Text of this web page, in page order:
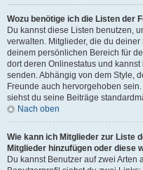
Wozu benötige ich die Listen der
Du kannst diese Listen benutzen,
verwalten. Mitglieder, die du
deinem persönlichen Bereich für
dort deren Onlinestatus und
senden. Abhängig von dem Style,
Freunde auch hervorgehoben
siehst du seine Beiträge
Nach oben
Wie kann ich Mitglieder zur Liste
Mitglieder hinzufügen oder diese
Du kannst Benutzer auf zwei Arten